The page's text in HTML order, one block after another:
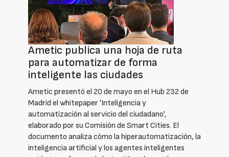
Ametic publica una hoja de ruta
para automatizar de forma
inteligente las ciudades
Ametic presentó el 20 de mayo en el Hub 232 de
Madrid el whitepaper 'Inteligencia y
automatización al servicio del ciudadano',
elaborado por su Comisión de Smart Cities. El
documento analiza cómo la hiperautomatización, la
inteligencia artificial y los agentes inteligentes